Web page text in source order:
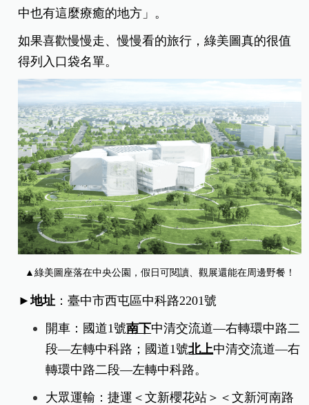
中也有這麼療癒的地方」。
如果喜歡慢慢走、慢慢看的旅行，綠美圖真的很值
得列入口袋名單。
▲綠美圖座落在中央公園，假日可閱讀、觀展還能在周邊野餐！
►地址 ：臺中市西屯區中科路2201號
開車：國道1號南下中清交流道—右轉環中路二
段—左轉中科路；國道1號北上中清交流道—右
轉環中路二段—左轉中科路。
大眾運輸：捷運＜文新櫻花站＞＜文新河南路